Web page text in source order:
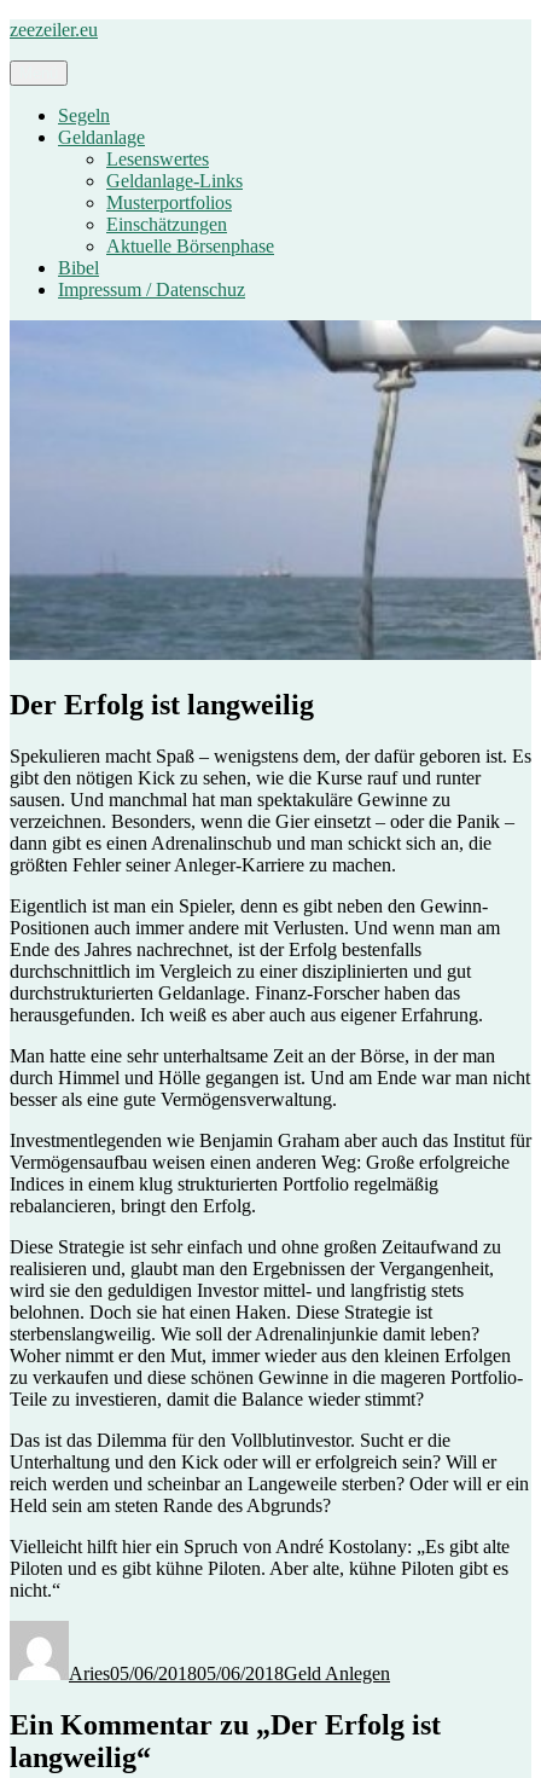
Zum
zeezeiler.eu
Segeln
Geldanlage
Lesenswertes
Geldanlage-Links
Musterportfolios
Einschätzungen
Aktuelle Börsenphase
Bibel
Impressum / Datenschuz
Der Erfolg ist langweilig
Spekulieren macht Spaß – wenigstens dem, der dafür geboren ist. Es
gibt den nötigen Kick zu sehen, wie die Kurse rauf und runter
sausen. Und manchmal hat man spektakuläre Gewinne zu
verzeichnen. Besonders, wenn die Gier einsetzt – oder die Panik –
dann gibt es einen Adrenalinschub und man schickt sich an, die
größten Fehler seiner Anleger-Karriere zu machen.
Eigentlich ist man ein Spieler, denn es gibt neben den Gewinn-
Positionen auch immer andere mit Verlusten. Und wenn man am
Ende des Jahres nachrechnet, ist der Erfolg bestenfalls
durchschnittlich im Vergleich zu einer disziplinierten und gut
durchstrukturierten Geldanlage. Finanz-Forscher haben das
herausgefunden. Ich weiß es aber auch aus eigener Erfahrung.
Man hatte eine sehr unterhaltsame Zeit an der Börse, in der man
durch Himmel und Hölle gegangen ist. Und am Ende war man nicht
besser als eine gute Vermögensverwaltung.
Investmentlegenden wie Benjamin Graham aber auch das Institut für
Vermögensaufbau weisen einen anderen Weg: Große erfolgreiche
Indices in einem klug strukturierten Portfolio regelmäßig
rebalancieren, bringt den Erfolg.
Diese Strategie ist sehr einfach und ohne großen Zeitaufwand zu
realisieren und, glaubt man den Ergebnissen der Vergangenheit,
wird sie den geduldigen Investor mittel- und langfristig stets
belohnen. Doch sie hat einen Haken. Diese Strategie ist
sterbenslangweilig. Wie soll der Adrenalinjunkie damit leben?
Woher nimmt er den Mut, immer wieder aus den kleinen Erfolgen
zu verkaufen und diese schönen Gewinne in die mageren Portfolio-
Teile zu investieren, damit die Balance wieder stimmt?
Das ist das Dilemma für den Vollblutinvestor. Sucht er die
Unterhaltung und den Kick oder will er erfolgreich sein? Will er
reich werden und scheinbar an Langeweile sterben? Oder will er ein
Held sein am steten Rande des Abgrunds?
Vielleicht hilft hier ein Spruch von André Kostolany: „Es gibt alte
Piloten und es gibt kühne Piloten. Aber alte, kühne Piloten gibt es
nicht.“
Aries05/06/201805/06/2018Geld Anlegen
Ein Kommentar zu „Der Erfolg ist
langweilig“